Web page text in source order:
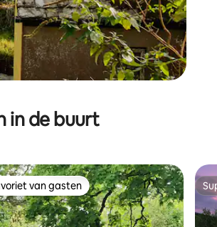
in de buurt
van gasten
van gasten